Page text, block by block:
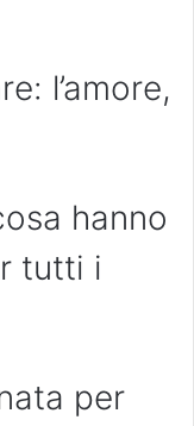
l’amore,
hanno
tutti i
per